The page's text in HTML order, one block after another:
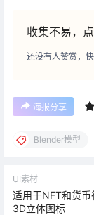
收集不易，
还没有人赞赏，
海报分享
Blender模型
UI素材
适用于NFT和货币
3D立体图标